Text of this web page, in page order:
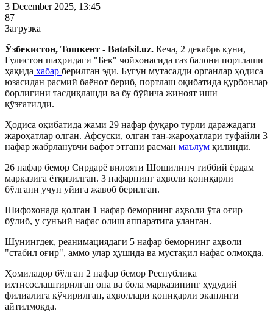
3 December 2025, 13:45
87
Загрузка
Ўзбекистон, Тошкент - Batafsil.uz. Кеча, 2 декабрь куни,
Гулистон шаҳридаги "Бек" чойхонасида газ балони портлаши
ҳақида хабар берилган эди. Бугун мутасадди органлар ҳодиса
юзасидан расмий баёнот бериб, портлаш оқибатида қурбонлар
борлигини тасдиқлашди ва бу бўйича жиноят иши
қўзғатилди.
Ҳодиса оқибатида жами 29 нафар фуқаро турли даражадаги
жароҳатлар олган. Афсуски, олган тан-жароҳатлари туфайли 3
нафар жабрланувчи вафот этгани расман маълум қилинди.
26 нафар бемор Сирдарё вилояти Шошилинч тиббий ёрдам
марказига ётқизилган. 3 нафарнинг аҳволи қониқарли
бўлгани учун уйига жавоб берилган.
Шифохонада қолган 1 нафар беморнинг аҳволи ўта оғир
бўлиб, у сунъий нафас олиш аппаратига уланган.
Шунингдек, реанимациядаги 5 нафар беморнинг аҳволи
"стабил оғир", аммо улар ҳушида ва мустақил нафас олмоқда.
Ҳомиладор бўлган 2 нафар бемор Республика
ихтисослаштирилган она ва бола марказининг ҳудудий
филиалига кўчирилган, аҳволлари қониқарли эканлиги
айтилмоқда.